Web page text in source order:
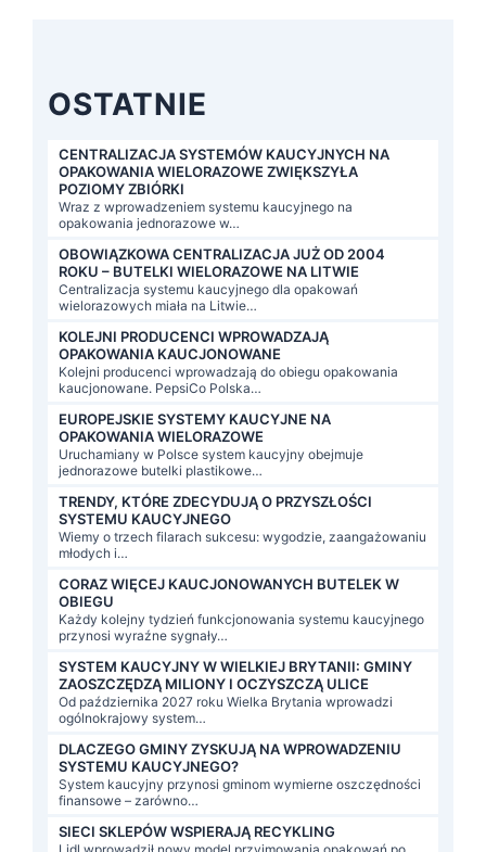
OSTATNIE
CENTRALIZACJA SYSTEMÓW KAUCYJNYCH NA
OPAKOWANIA WIELORAZOWE ZWIĘKSZYŁA
POZIOMY ZBIÓRKI
Wraz z wprowadzeniem systemu kaucyjnego na
opakowania jednorazowe w…
OBOWIĄZKOWA CENTRALIZACJA JUŻ OD 2004
ROKU – BUTELKI WIELORAZOWE NA LITWIE
Centralizacja systemu kaucyjnego dla opakowań
wielorazowych miała na Litwie…
KOLEJNI PRODUCENCI WPROWADZAJĄ
OPAKOWANIA KAUCJONOWANE
Kolejni producenci wprowadzają do obiegu opakowania
kaucjonowane. PepsiCo Polska…
EUROPEJSKIE SYSTEMY KAUCYJNE NA
OPAKOWANIA WIELORAZOWE
Uruchamiany w Polsce system kaucyjny obejmuje
jednorazowe butelki plastikowe…
TRENDY, KTÓRE ZDECYDUJĄ O PRZYSZŁOŚCI
SYSTEMU KAUCYJNEGO
Wiemy o trzech filarach sukcesu: wygodzie, zaangażowaniu
młodych i…
CORAZ WIĘCEJ KAUCJONOWANYCH BUTELEK W
OBIEGU
Każdy kolejny tydzień funkcjonowania systemu kaucyjnego
przynosi wyraźne sygnały…
SYSTEM KAUCYJNY W WIELKIEJ BRYTANII: GMINY
ZAOSZCZĘDZĄ MILIONY I OCZYSZCZĄ ULICE
Od października 2027 roku Wielka Brytania wprowadzi
ogólnokrajowy system…
DLACZEGO GMINY ZYSKUJĄ NA WPROWADZENIU
SYSTEMU KAUCYJNEGO?
System kaucyjny przynosi gminom wymierne oszczędności
finansowe – zarówno…
SIECI SKLEPÓW WSPIERAJĄ RECYKLING